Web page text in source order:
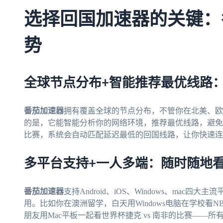
选择回国加速器的关键
势
全球节点分布+智能推荐最优线路
番茄加速器拥有覆盖全球的节点分布，不管你在北美、
的是，它能智能分析你的网络环境，推荐最优线路，避
比赛，系统会自动匹配延迟最低的回国线路，让你快速
多平台支持+一人多端：随时随地
番茄加速器支持Android、iOS、Windows、mac四大主
用。比如你在澳洲留学，白天用Windows电脑在学校看
朋友用Mac平板一起看世界杯捷克 vs 南非的比赛——所